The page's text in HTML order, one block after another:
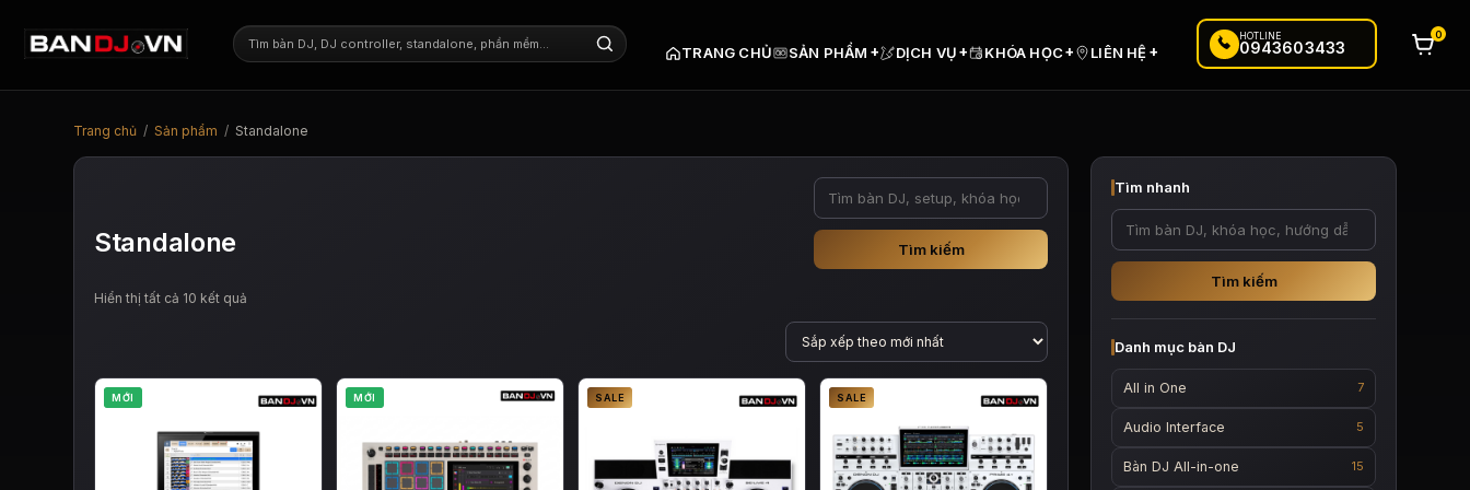
TRANG CHỦ SẢN PHẨM + DỊCH VỤ+ KHÓA HỌC+ LIÊN HỆ +
HOTLINE
0943603433
0
Trang chủ / Sản phẩm / Standalone
Standalone Tìm kiếm
Hiển thị tất cả 10 kết quả
mới
nhất
MỚI MỚI SALE SALE
Tìm nhanh
Tìm kiếm
Danh mục bàn DJ
All in One 7
Audio Interface 5
Bàn DJ All-in-one 15